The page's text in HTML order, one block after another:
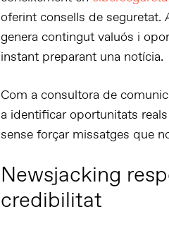
oferint consells de seguretat.
genera contingut valuós i
instant preparant una notícia.
Com a consultora de
a identificar oportunitats
sense forçar missatges que
Newsjacking
credibilitat